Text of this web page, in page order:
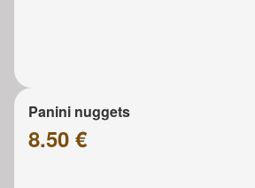
Panini nuggets
8.50 €